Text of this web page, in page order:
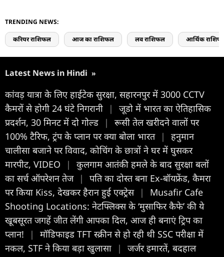
TRENDING NEWS:
करियर राशिफल आज का राशिफल लव राशिफल आर्थिक
Latest News in Hindi »
कांवड़ यात्रा के लिए हाईटेक सुरक्षा, सहारनपुर में 3000 CCTV
कैमरों से होगी 24 घंटे निगरानी
|
जूडो में भारत का ऐतिहासिक
प्रदर्शन, 30 मिनट में दो गोल्ड
|
रूसी तेल खरीदने वालों पर
100% टैरिफ, ट्रंप के प्लान पर क्या बोला भारत |
हनुमान
चालीसा बजाने पर विवाद, कोचिंग के छात्रों ने घर में घुसकर
मारपीट, VIDEO
|
कुलगाम आतंकी हमले के बाद सुरक्षा बलों
का सर्च ऑपरेशन तेज |
पति का दोस्त बना Ex-बॉयफ्रेंड, कैमरा
पर किया Kiss, देखकर हैरान हुई एक्ट्रेस |
Musafir Cafe
Shooting Locations: नेटफ्लिक्स के ‘मुसाफिर कैफे’ की ये
खूबसूरत जगहें जीत लेंगी आपका दिल, आज ही बनाएं ट्रिप का
प्लान!
|
मॉडिफाइड TFT स्क्रीन से हो रही थी SSC परीक्षा में
नकल, STF ने किया बड़ा खुलासा
|
जर्जर इमारतें, बदहाल